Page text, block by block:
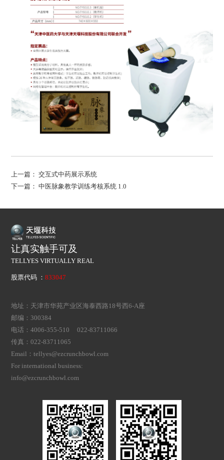
上一篇： 交互式中药展示系统
下一篇： 中医脉象教学训练考核系统 1.0
让真实触手可及
TELLYES VIRTUALLY REAL
股票代码 ：833047
地址：天津市华苑产业区海泰西路18号西6-A座
邮编：300384
电话：4006-355-510 022-83711066
传真：022-83711065
Email：tellyes@ezcrunchbowl.com
For international business:
info@ezcrunchbowl.com